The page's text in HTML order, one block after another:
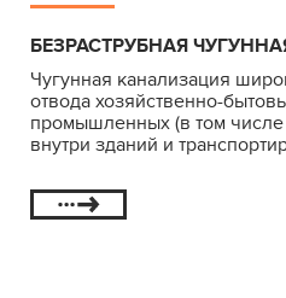
БЕЗРАСТРУБНАЯ
Чугунная канализация
отвода хозяйственно-
промышленных (в том числе
внутри зданий и